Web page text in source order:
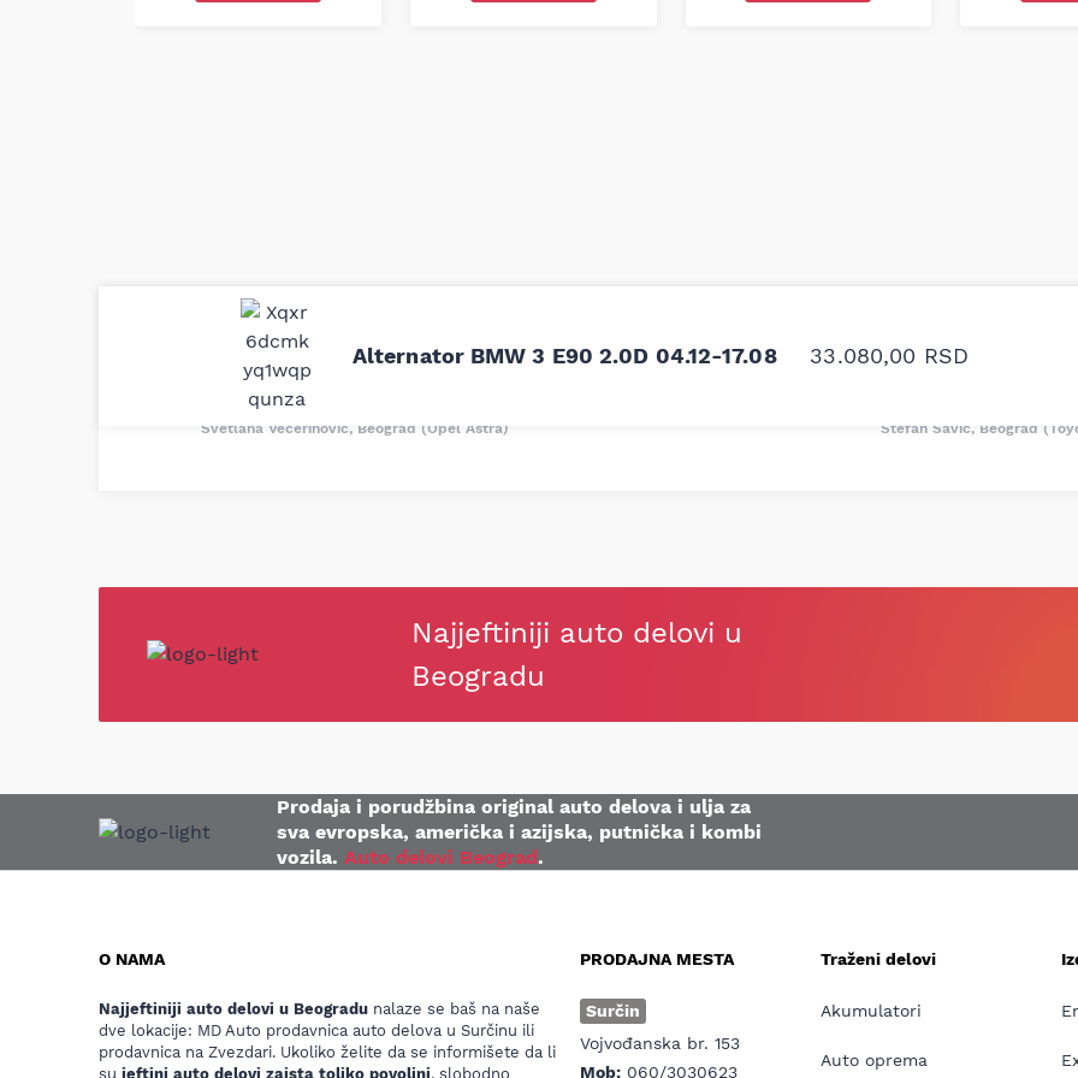
Alternator BMW 3 E90 2.0D 04.12-17.08 33.080,00 RSD
Uporedila sam sve moguće online prodavnice auto delova i
definitivno najbolje cene su ovde. Kupila sam više puta auto
delove iz MD Auto. Uvek dobra preporuka za proizvođača i
odgovarajuću opremu. Sve pohvale!
Svetlana Večerinović, Beograd (Opel Astra)
tačan naziv i tip
ali me je Miloš
Stefan Savić, Beograd
Najjeftiniji auto delovi u
Beogradu
Prodaja i porudžbina original auto delova i ulja za
sva evropska, američka i azijska, putnička i kombi
vozila. Auto delovi Beograd.
O NAMA
Najjeftiniji auto delovi u Beogradu nalaze se baš na naše
dve lokacije: MD Auto prodavnica auto delova u Surčinu ili
prodavnica na Zvezdari. Ukoliko želite da se informišete da li
su jeftini auto delovi zaista toliko povoljni, slobodno
PRODAJNA MESTA
Surčin
Vojvođanska br. 153
Mob: 060/3030623
Traženi delovi
Akumulatori
Auto oprema